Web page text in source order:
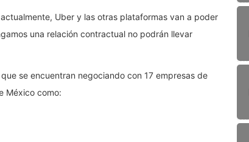
Uber y las otras plataformas van a poder
una relación contractual no podrán llevar
se encuentran negociando con 17 empresas de
México como: